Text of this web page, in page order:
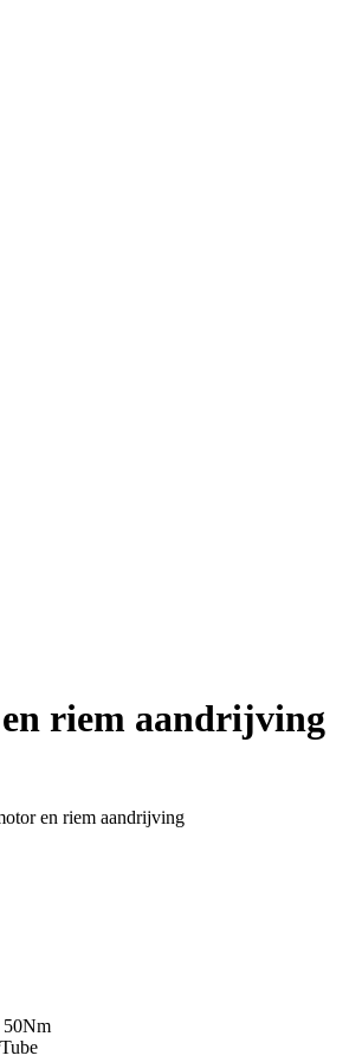
riem aandrijving
en riem aandrijving
50Nm